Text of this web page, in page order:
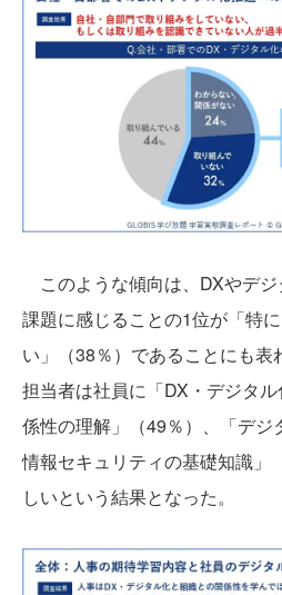
このような傾向は、DXやデ
課題に感じることの1位が「特
い」（38％）であることにも
担当者は社員に「DX・デジタ
係性の理解」（49％）、「デジ
情報セキュリティの基礎知識」
しいという結果となった。